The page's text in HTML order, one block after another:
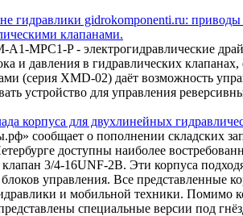
гидравлики gidrokomponenti.ru:
клапанами.
MPC1-P - электрогидравлические
и давления в гидравлических
(серия XMD-02) даёт возможность
устройство для управления
корпуса для двухлинейных
сообщает о пополнении складских
доступны наиболее
клапан 3/4-16UNF-2B. Эти корпуса
управления. Все представленные
и мобильной техники. Помимо
специальные версии под